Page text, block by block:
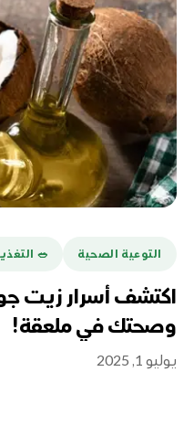
التوعية الصحية 🥗
اكتشف أسرار زيت
وصحتك في ملعقة!
يوليو 1, 2025